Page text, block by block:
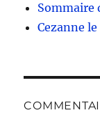
Sommaire
Cezanne